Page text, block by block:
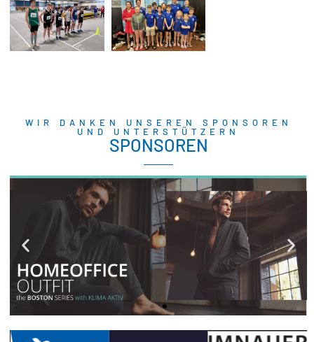
WIR DANKEN UNSEREN SPONSOREN
UND UNTERSTÜTZERN
SPONSOREN